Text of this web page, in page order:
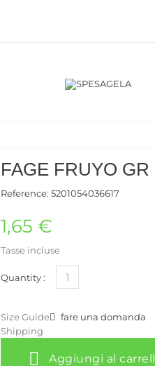
FAGE FRUYO
Reference: 5201054036617
1,65 €
Tasse incluse
Quantity :
Size Guide
Shipping
fare una domanda
Aggiungi al